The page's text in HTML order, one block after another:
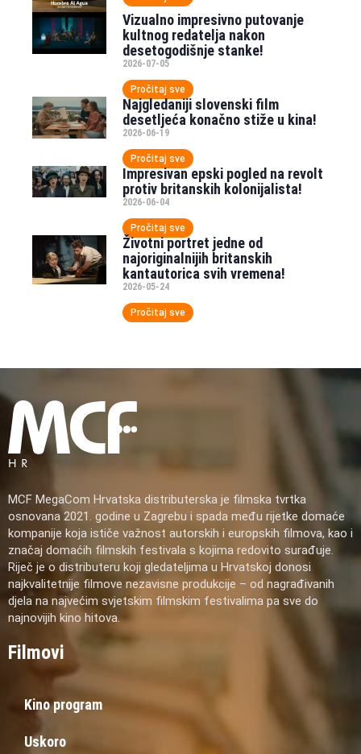
Vizualno impresivno putovanje
kultnog redatelja nakon
desetogodišnje stanke!
2026-07-05
Pročitaj sve
Najgledaniji slovenski film
desetljeća konačno stiže u kina!
2026-06-19
Pročitaj sve
Impresivan epski pogled na revolt
protiv britanskih kolonijalista!
2026-06-04
Pročitaj sve
Životni portret jedne od
najoriginalnijih britanskih
kantautorica svih vremena!
2026-05-24
Pročitaj sve
MCF MegaCom Hrvatska distributerska je filmska tvrtka
osnovana 2021. godine u Zagrebu i spada među rijetke domaće
kompanije koja ističe važnost autorskih i europskih filmova, kao i
značaj domaćih filmskih festivala s kojima redovito surađuje.
Riječ je o distributeru koji gledateljima u Hrvatskoj donosi
najkvalitetnije filmove nezavisne produkcije – od nagrađivanih
djela na najvećim svjetskim filmskim festivalima pa sve do
najnovijih kino hitova.
Filmovi
Kino program
Uskoro